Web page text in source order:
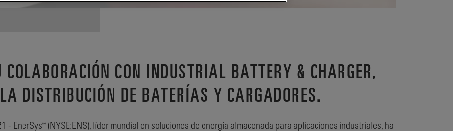
CON INDUSTRIAL BATTERY & CHARGER,
DISTRIBUCIÓN DE BATERÍAS Y CARGADORES.
- EnerSys® (NYSE:ENS), líder mundial en soluciones de energía almacenada para aplicaciones industriales, ha